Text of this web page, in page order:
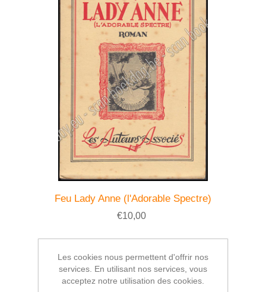
Feu Lady Anne (l'Adorable Spectre)
€10,00
Les cookies nous permettent d'offrir nos
services. En utilisant nos services, vous
acceptez notre utilisation des cookies.